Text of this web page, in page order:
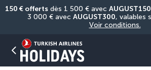
150 € offerts dès 1 500 € avec AUGUST150
3 000 € avec AUGUST300
Voir conditions.